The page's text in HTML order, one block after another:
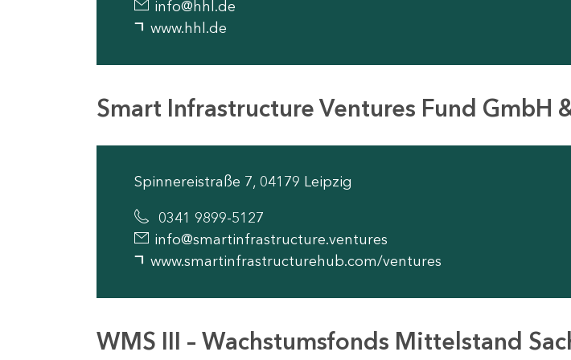
info@hhl.de
www.hhl.de
Smart Infrastructure Ventures Fund GmbH
Spinnereistraße 7, 04179 Leipzig
0341 9899-5127
info@smartinfrastructure.ventures
www.smartinfrastructurehub.com/ventures
WMS III – Wachstumsfonds Mittelstand